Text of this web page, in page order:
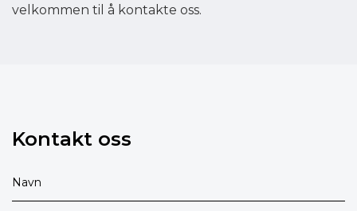
velkommen til å kontakte oss.
Kontakt oss